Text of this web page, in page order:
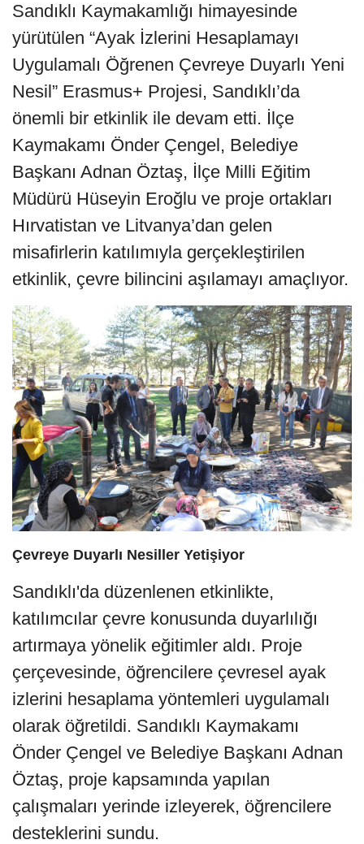
Sandıklı Kaymakamlığı himayesinde
yürütülen “Ayak İzlerini Hesaplamayı
Uygulamalı Öğrenen Çevreye Duyarlı Yeni
Nesil” Erasmus+ Projesi, Sandıklı’da
önemli bir etkinlik ile devam etti. İlçe
Kaymakamı Önder Çengel, Belediye
Başkanı Adnan Öztaş, İlçe Milli Eğitim
Müdürü Hüseyin Eroğlu ve proje ortakları
Hırvatistan ve Litvanya’dan gelen
misafirlerin katılımıyla gerçekleştirilen
etkinlik, çevre bilincini aşılamayı amaçlıyor.
Çevreye Duyarlı Nesiller Yetişiyor
Sandıklı'da düzenlenen etkinlikte,
katılımcılar çevre konusunda duyarlılığı
artırmaya yönelik eğitimler aldı. Proje
çerçevesinde, öğrencilere çevresel ayak
izlerini hesaplama yöntemleri uygulamalı
olarak öğretildi. Sandıklı Kaymakamı
Önder Çengel ve Belediye Başkanı Adnan
Öztaş, proje kapsamında yapılan
çalışmaları yerinde izleyerek, öğrencilere
desteklerini sundu.